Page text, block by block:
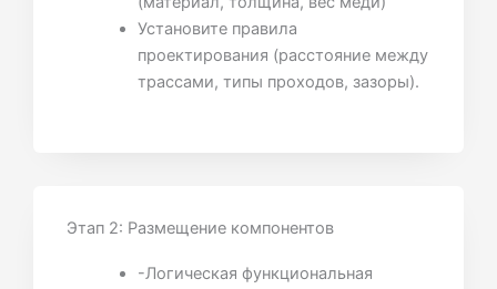
Установите правила
проектирования (расстояние между
трассами, типы проходов, зазоры).
Этап 2: Размещение компонентов
-Логическая функциональная